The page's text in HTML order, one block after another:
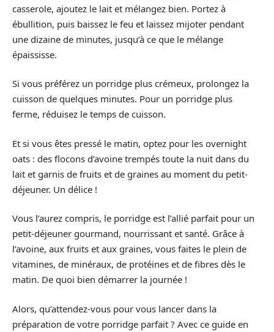
casserole, ajoutez le lait et mélangez bien. Portez à
ébullition, puis baissez le feu et laissez mijoter pendant
une dizaine de minutes, jusqu’à ce que le mélange
épaississe.
Si vous préférez un porridge plus crémeux, prolongez la
cuisson de quelques minutes. Pour un porridge plus
ferme, réduisez le temps de cuisson.
Et si vous êtes pressé le matin, optez pour les overnight
oats : des flocons d’avoine trempés toute la nuit dans du
lait et garnis de fruits et de graines au moment du petit-
déjeuner. Un délice !
Vous l’aurez compris, le porridge est l’allié parfait pour un
petit-déjeuner gourmand, nourrissant et santé. Grâce à
l’avoine, aux fruits et aux graines, vous faites le plein de
vitamines, de minéraux, de protéines et de fibres dès le
matin. De quoi bien démarrer la journée !
Alors, qu’attendez-vous pour vous lancer dans la
préparation de votre porridge parfait ? Avec ce guide en